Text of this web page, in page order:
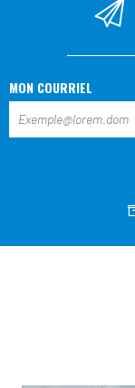
MON COURRIEL